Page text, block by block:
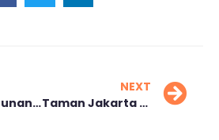
Data Penurunan Penumpang Bandara Bali Selama Libur Lebaran 2025
NEXT
Taman Jakarta 24 Jam Pro dan Kontra Rencana Baru